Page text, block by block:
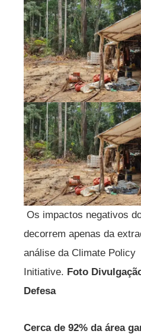
Os impactos negativos
decorrem apenas da
análise da Climate Policy
Initiative. Foto
Defesa
Cerca de 92% da área